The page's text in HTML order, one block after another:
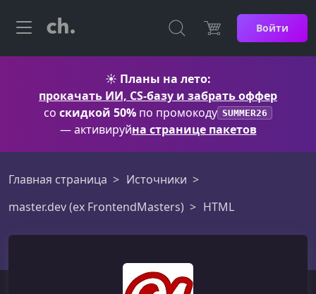
Войти
☀️ Планы на лето:
прокачать ИИ, CS-базу и забрать оффер
со скидкой 50% по промокоду SUMMER26
— активируйна странице пакетов
Главная страница
Источники
master.dev (ex FrontendMasters)
HTML